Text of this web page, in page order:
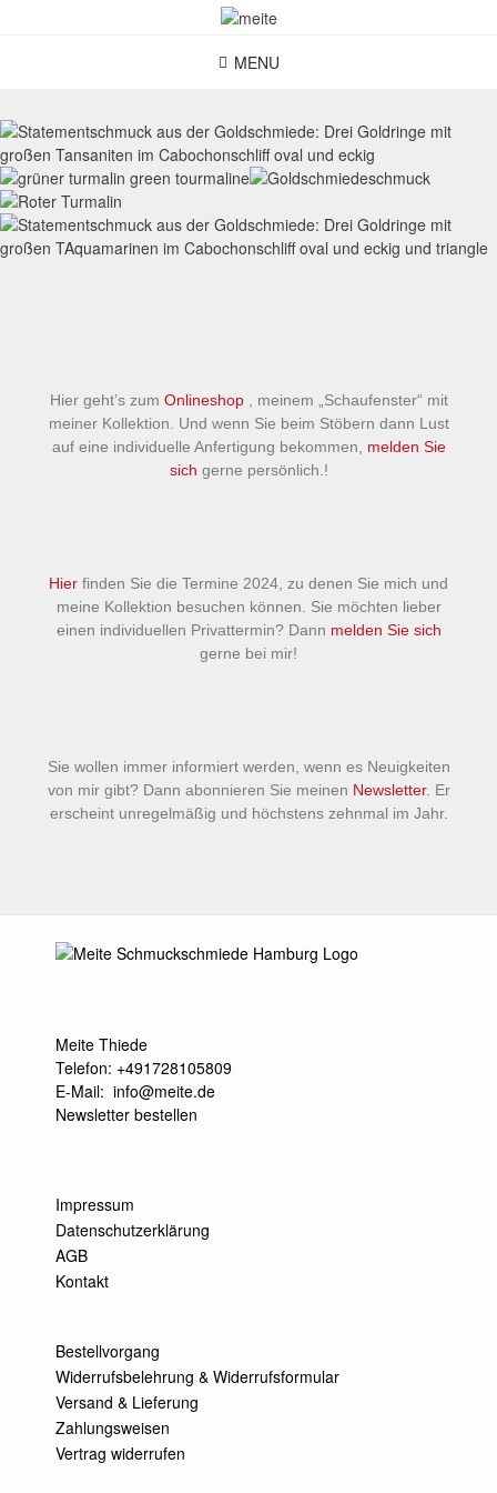
MENU
Hier geht’s zum Onlineshop
, meinem „Schaufenster“ mit
meiner Kollektion. Und wenn Sie beim Stöbern dann Lust
auf eine individuelle Anfertigung bekommen, melden Sie
sich gerne persönlich.!
Hier finden Sie die Termine 2024, zu denen Sie mich und
meine Kollektion besuchen können. Sie möchten lieber
einen individuellen Privattermin? Dann melden Sie sich
gerne bei mir!
Sie wollen immer informiert werden, wenn es Neuigkeiten
von mir gibt? Dann abonnieren Sie meinen Newsletter. Er
erscheint unregelmäßig und höchstens zehnmal im Jahr.
Meite Thiede
Telefon: +491728105809
E-Mail: info@meite.de
Newsletter bestellen
Impressum
Datenschutzerklärung
AGB
Kontakt
Bestellvorgang
Widerrufsbelehrung & Widerrufsformular
Versand & Lieferung
Zahlungsweisen
Vertrag widerrufen